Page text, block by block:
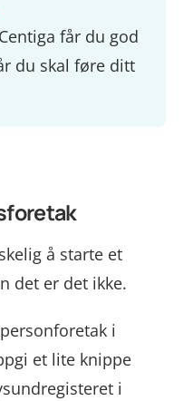
får du god
du skal føre ditt
å starte et
det er det ikke.
i
et lite knippe
i